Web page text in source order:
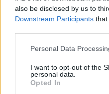
also be disclosed by us to
Downstream Participants that
Personal Data
I want to opt-out of the
personal data.
Opted In